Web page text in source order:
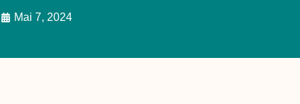
Mai 7, 2024